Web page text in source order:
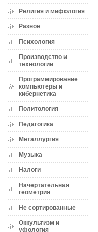
Религия и мифология
Разное
Психология
Производство и
технологии
Программирование
компьютеры и
кибернетика
Политология
Педагогика
Металлургия
Музыка
Налоги
Начертательная
геометрия
Не сортированные
Оккультизм и
уфология